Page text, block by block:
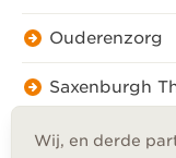
Wij, en derde
Ouderenzorg
Saxenburgh